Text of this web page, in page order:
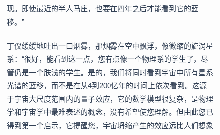
现。即使最近的半人马座，也要在四年之后才能看到它的蓝
移。”
丁仪缓缓地吐出一口烟雾，那烟雾在空中飘浮，像微缩的旋涡星
系：“很好，能看到这一点，您有点像一个物理系的学生了，尽
管仍是一个肤浅的学生。是的，我们将同时看到宇宙中所有星系
光谱的蓝移，而不是在从4到200亿年的时间上依次看到。这源
于宇宙大尺度范围内的量子效应，它的数学模型很复杂，是物理
学和宇宙学中最难表述的概念，没有希望使您理解。但由此您已
得到第一个启示，它提醒您，宇宙坍缩产生的效应远比人们想象